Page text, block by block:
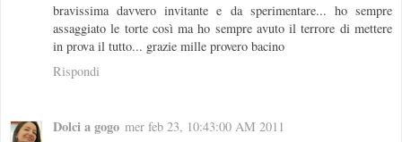
bravissima davvero invitante e da sperimentare... ho sempre
assaggiato le torte così ma ho sempre avuto il terrore di mettere
in prova il tutto... grazie mille provero bacino
Rispondi
Dolci a gogo mer feb 23, 10:43:00 AM 2011